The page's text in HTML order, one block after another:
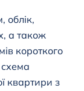
а також
короткого
квартири з